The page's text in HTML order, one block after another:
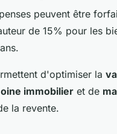
peuvent être
de 15% pour les
d'optimiser la
immobilier et de
la revente.